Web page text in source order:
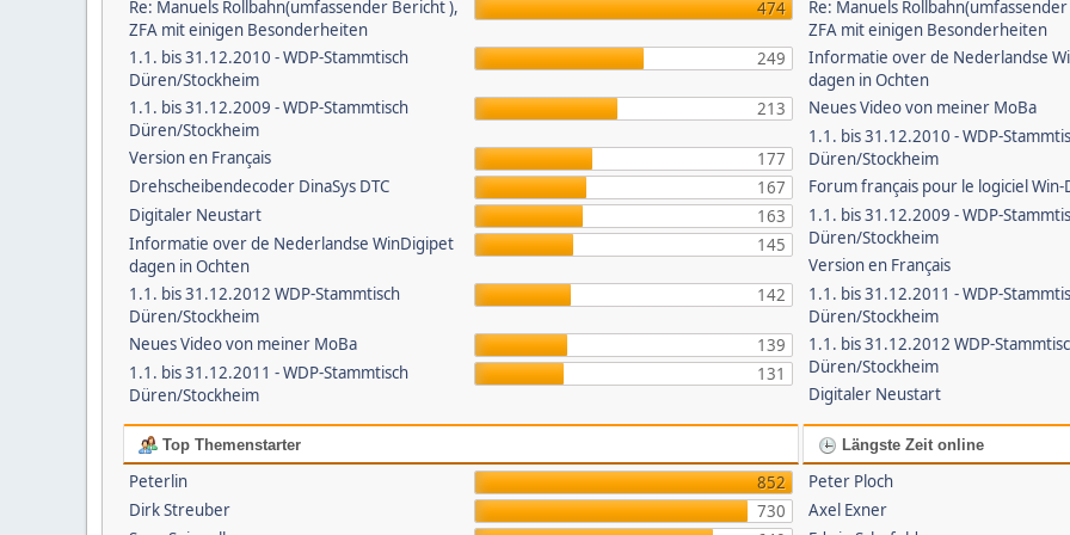
Re: Manuels Rollbahn(umfassender Bericht ),
ZFA mit einigen Besonderheiten
474
1.1. bis 31.12.2010 - WDP-Stammtisch
Düren/Stockheim
249
1.1. bis 31.12.2009 - WDP-Stammtisch
Düren/Stockheim
213
Version en Français
177
Drehscheibendecoder DinaSys DTC
167
Digitaler Neustart
163
Informatie over de Nederlandse WinDigipet
dagen in Ochten
145
1.1. bis 31.12.2012 WDP-Stammtisch
Düren/Stockheim
142
Neues Video von meiner MoBa
139
1.1. bis 31.12.2011 - WDP-Stammtisch
Düren/Stockheim
131
Re: Manuels
ZFA mit einigen Besonderheiten
Informatie over de Nederlandse
dagen in Ochten
Neues Video von meiner MoBa
1.1. bis 31.12.2010 - WDP-
Düren/Stockheim
Forum français pour le logiciel
1.1. bis 31.12.2009 - WDP-
Düren/Stockheim
Version en Français
1.1. bis 31.12.2011 - WDP-
Düren/Stockheim
1.1. bis 31.12.2012 WDP-
Düren/Stockheim
Digitaler Neustart
Top Themenstarter
Peterlin
852
Dirk Streuber
730
Längste Zeit online
Peter Ploch
Axel Exner